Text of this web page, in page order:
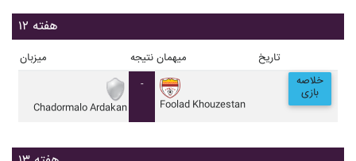
هفته ۱۲
میزبان نتیجه میهمان تاریخ
Chadormalo Ardakan
-
Foolad Khouzestan
خلاصه
بازی